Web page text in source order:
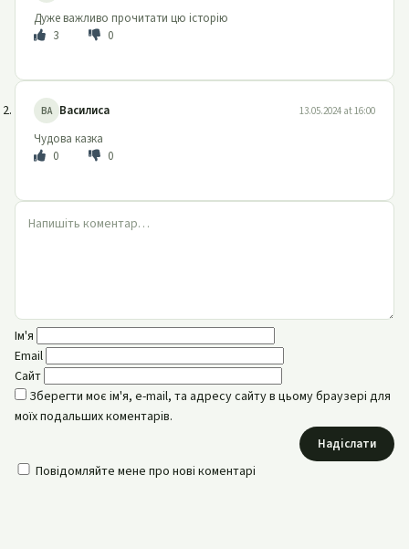
Дуже важливо прочитати цю історію
3
0
ВА Василиса 13.05.2024 at 16:00
Чудова казка
0
0
Ім'я
Email
Сайт
Зберегти моє ім'я, e-mail, та адресу сайту в цьому браузері для
моїх подальших коментарів.
Надіслати
Повідомляйте мене про нові коментарі